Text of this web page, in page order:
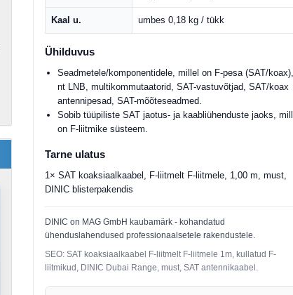
Kaal u. umbes 0,18 kg / tükk
Ühilduvus
Seadmetele/komponentidele, millel on F-pesa (SAT/
nt LNB, multikommutaatorid, SAT-vastuvõtjad, SAT/koax
antennipesad, SAT-mõõteseadmed.
Sobib tüüpiliste SAT jaotus- ja kaabliühenduste jaoks,
on F-liitmike süsteem.
Tarne ulatus
1× SAT koaksiaalkaabel, F-liitmelt F-liitmele, 1,00 m, must,
DINIC blisterpakendis
DINIC on MAG GmbH kaubamärk - kohandatud
ühenduslahendused professionaalsetele rakendustele.
SEO: SAT koaksiaalkaabel F-liitmelt F-liitmele 1m, kullatud F-
liitmikud, DINIC Dubai Range, must, SAT antennikaabel.